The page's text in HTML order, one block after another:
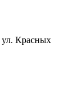
ул. Красных